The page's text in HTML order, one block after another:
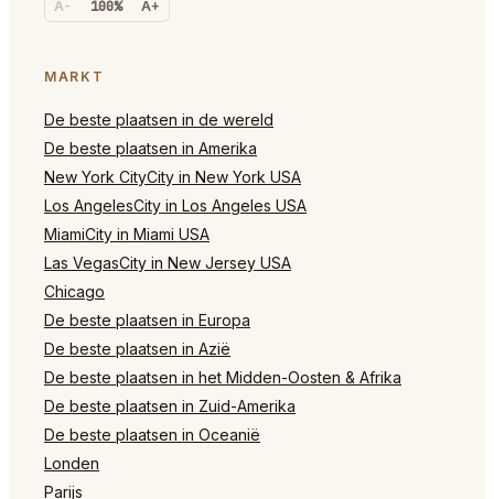
A- 100% A+
MARKT
De beste plaatsen in de wereld
De beste plaatsen in Amerika
New York CityCity in New York USA
Los AngelesCity in Los Angeles USA
MiamiCity in Miami USA
Las VegasCity in New Jersey USA
Chicago
De beste plaatsen in Europa
De beste plaatsen in Azië
De beste plaatsen in het Midden-Oosten & Afrika
De beste plaatsen in Zuid-Amerika
De beste plaatsen in Oceanië
Londen
Parijs